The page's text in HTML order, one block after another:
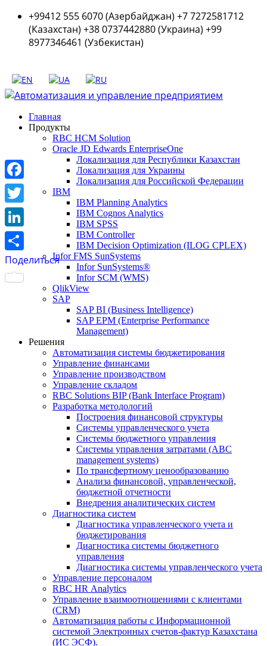
+99412 555 6070 (Азербайджан) +7 7272581712
(Казахстан) +38 0737442880 (Украина) +99
8977346461 (Узбекистан)
Главная
Продукты
RBC HCM Solution
Oracle JD Edwards EnterpriseOne
Локализация для Республики Казахстан
Локализация для Украины
Локализация для Российской Федерации
IBM
IBM Planning Analytics
IBM Cognos Analytics
IBM SPSS
IBM Controller
IBM Decision Optimization (ILOG CPLEX)
Infor FMS SunSystems
Infor SunSystems®
Infor SCM (WMS)
QlikView
SAP
SAP BI (Business Intelligence)
SAP EPM (Enterprise Performance
Management)
Решения
Автоматизация системы бюджетирования
Управление финансами
Управление производством
Управление складом
RBC Solutions BIP (Bank Interface Program)
Разработка методологий
Построения финансовой структуры
Системы управленческого учета
Системы бюджетного управления
Системы управления затратами (АBC
management systems)
По трансфертному ценообразованию
Анализа финансовой, управленческой,
бюджетной отчетности
Внедрения аналитических систем
Диагностика систем
Диагностика управленческого учета и
бюджетирования
Диагностика системы бюджетного
управления
Диагностика системы управленческого учета
Управление персоналом
RBC HR Аnalytics
Управление взаимоотношениями с клиентами
(СRM)
Автоматизация работы с Информационной
системой Электронных счетов-фактур Казахстана
(ИС ЭСФ).
Facebook
Twitter
LinkedIn
Поделиться